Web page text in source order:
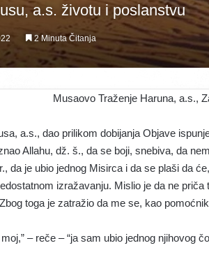
a.s. životu i poslanstvu
2 Minuta Čitanja
Musaovo Traženje Haruna, a.s.,
a.s., dao prilikom dobijanja Objave
Allahu, dž. š., da se boji, snebiva, da
da je ubio jednog Misirca i da se plaši da
izražavanju. Mislio je da ne
toga je zatražio da me se, kao
– reče – “ja sam ubio jednog njihovog